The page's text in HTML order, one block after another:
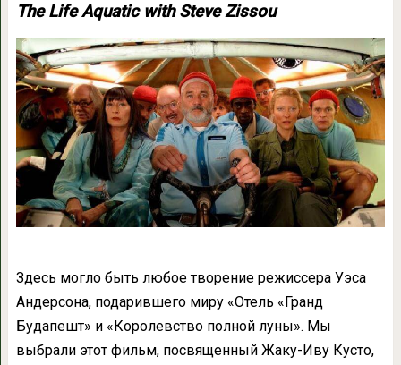
The Life Aquatic with Steve Zissou
Здесь могло быть любое творение режиссера Уэса
Андерсона, подарившего миру «Отель «Гранд
Будапешт» и «Королевство полной луны». Мы
выбрали этот фильм, посвященный Жаку-Иву Кусто,